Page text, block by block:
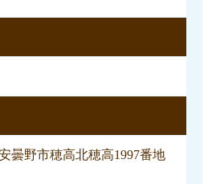
曇野市穂高北穂高1997番地